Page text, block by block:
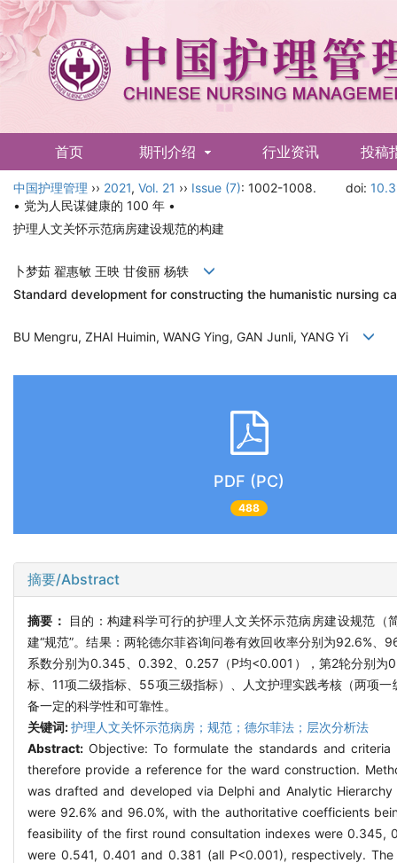
首页 期刊介绍 行业资讯 投稿
English
中国护理管理 ›› 2021, Vol. 21 ›› Issue (7): 1002-1008. doi:
• 党为人民谋健康的 100 年 •
护理人文关怀示范病房建设规范的构建
卜梦茹 翟惠敏 王映 甘俊丽 杨轶
Standard development for constructing the humanistic nursing
BU Mengru, ZHAI Huimin, WANG Ying, GAN Junli, YANG Yi
PDF (PC)
488
摘要/Abstract
摘要：
目的：构建科学可行的护理人文关怀示范病房建设规范（
建“规范”。结果：两轮德尔菲咨询问卷有效回收率分别为92.6%
系数分别为0.345、0.392、0.257（P均<0.001），第2轮分别为
标、11项二级指标、55项三级指标）、人文护理实践考核（两项
备一定的科学性和可靠性。
关键词:护理人文关怀示范病房；规范；德尔菲法；层次分析法
Abstract: Objective: To formulate the standards and
therefore provide a reference for the ward construction.
was drafted and developed via Delphi and Analytic
were 92.6% and 96.0%, with the authoritative coefficients
feasibility of the first round consultation indexes were 0.345,
were 0.541, 0.401 and 0.381 (all P<0.001), respectively.